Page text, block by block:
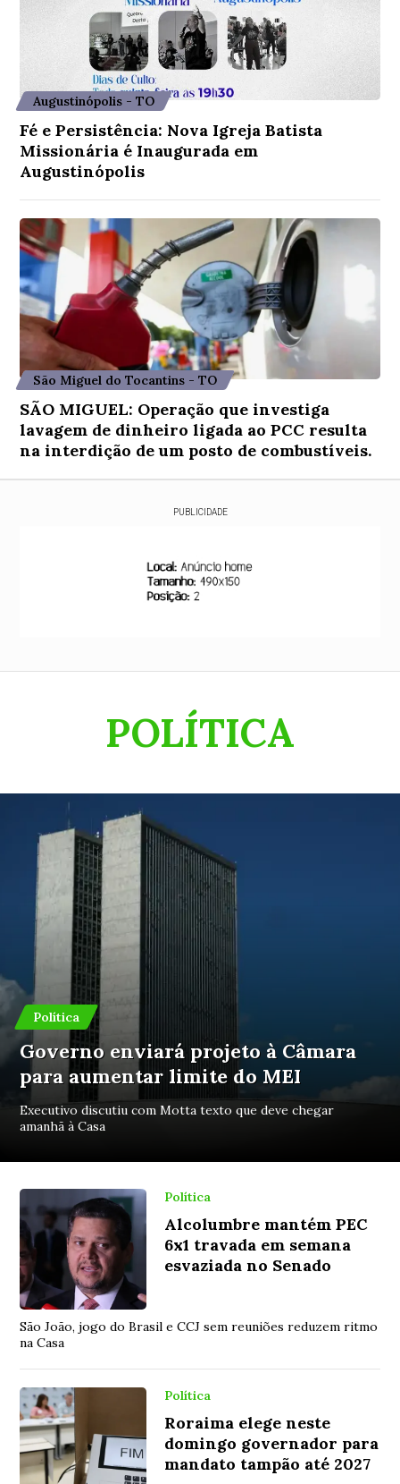
Augustinópolis - TO
Fé e Persistência: Nova Igreja Batista
Missionária é Inaugurada em
Augustinópolis
São Miguel do Tocantins - TO
SÃO MIGUEL: Operação que investiga
lavagem de dinheiro ligada ao PCC resulta
na interdição de um posto de combustíveis.
PUBLICIDADE
POLÍTICA
Política
Governo enviará projeto à Câmara
para aumentar limite do MEI
Executivo discutiu com Motta texto que deve chegar
amanhã à Casa
Política
Alcolumbre mantém PEC
6x1 travada em semana
esvaziada no Senado
São João, jogo do Brasil e CCJ sem reuniões reduzem ritmo
na Casa
Política
Roraima elege neste
domingo governador para
mandato tampão até 2027